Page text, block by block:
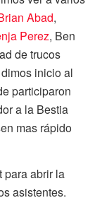
Abad,
Perez, Ben
de trucos
inicio al
participaron
a la Bestia
mas rápido
para abrir la
asistentes.